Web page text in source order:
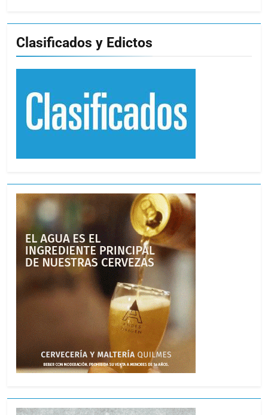
Clasificados y Edictos